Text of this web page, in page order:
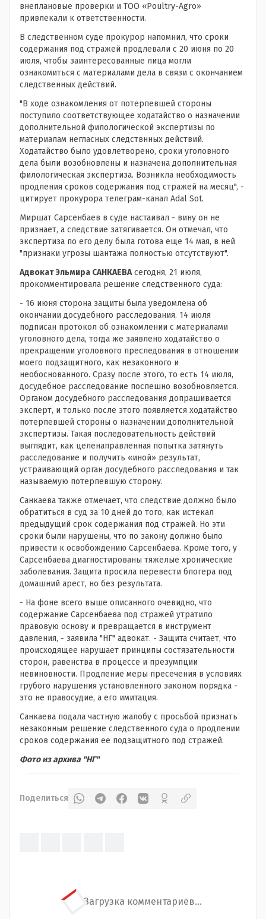
внеплановые проверки и ТОО «Poultry-Agro»
привлекали к ответственности.
В следственном суде прокурор напомнил, что сроки
содержания под стражей продлевали с 20 июня по 20
июля, чтобы заинтересованные лица могли
ознакомиться с материалами дела в связи с окончанием
следственных действий.
"В ходе ознакомления от потерпевшей стороны
поступило соответствующее ходатайство о назначении
дополнительной филологической экспертизы по
материалам негласных следствнных действий.
Ходатайство было удовлетворено, сроки уголовного
дела были возобновлены и назначена дополнительная
филологическая экспертиза. Возникла необходимость
продления сроков содержания под стражей на месяц", -
цитирует прокурора телеграм-канал Adal Sot.
Миршат Сарсенбаев в суде настаивал - вину он не
признает, а следствие затягивается. Он отмечал, что
экспертиза по его делу была готова еще 14 мая, в ней
"признаки угрозы шантажа полностью отсутствуют".
Адвокат Эльмира САНКАЕВАсегодня, 21 июля,
прокомментировала решение следственного суда:
- 16 июня сторона защиты была уведомлена об
окончании досудебного расследования. 14 июля
подписан протокол об ознакомлении с материалами
уголовного дела, тогда же заявлено ходатайство о
прекращении уголовного преследования в отношении
моего подзащитного, как незаконного и
необоснованного. Сразу после этого, то есть 14 июля,
досудебное расследование поспешно возобновляется.
Органом досудебного расследования допрашивается
эксперт, и только после этого появляется ходатайство
потерпевшей стороны о назначении дополнительной
экспертизы. Такая последовательность действий
выглядит, как целенаправленная попытка затянуть
расследование и получить «иной» результат,
устраивающий орган досудебного расследования и так
называемую потерпевшую сторону.
Санкаева также отмечает, что следствие должно было
обратиться в суд за 10 дней до того, как истекал
предыдущий срок содержания под стражей. Но эти
сроки были нарушены, что по закону должно было
привести к освобождению Сарсенбаева. Кроме того, у
Сарсенбаева диагностированы тяжелые хронические
заболевания. Защита просила перевести блогера под
домашний арест, но без результата.
- На фоне всего выше описанного очевидно, что
содержание Сарсенбаева под стражей утратило
правовую основу и превращается в инструмент
давления, - заявила "НГ" адвокат. - Защита считает, что
происходящее нарушает принципы состязательности
сторон, равенства в процессе и презумпции
невиновности. Продление меры пресечения в условиях
грубого нарушения установленного законом порядка -
это не правосудие, а его имитация.
Санкаева подала частную жалобу с просьбой признать
незаконным решение следственного суда о продлении
сроков содержания ее подзащитного под стражей.
Фото из архива "НГ"
Поделиться
Загрузка комментариев...